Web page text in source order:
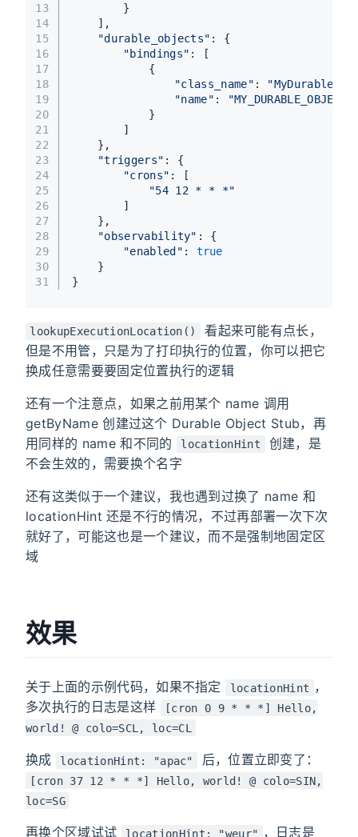
13
14
15
16
17
18
19
20
21
22
23
24
25
26
27
28
29
30
31
		}
	],
"durable_objects" : {
"bindings" : [
			{
"class_name" :
"name" :
"MY_DURABLE_OBJECT"
			}
		]
	},
"triggers" : {
"crons" : [
"54 12 * * *"
		]
	},
"observability" : {
"enabled" : true
	}
}
lookupExecutionLocation()
看起来可能有点长，
但是不用管，只是为了打印执行的位置，你可以把它
换成任意需要要固定位置执行的逻辑
还有一个注意点，如果之前用某个 name 调用
getByName 创建过这个 Durable Object Stub，再
用同样的 name 和不同的
locationHint
创建，是
不会生效的，需要换个名字
还有这类似于一个建议，我也遇到过换了 name 和
locationHint 还是不行的情况，不过再部署一次下次
就好了，可能这也是一个建议，而不是强制地固定区
域
效果
关于上面的示例代码，如果不指定 locationHint ，
多次执行的日志是这样
[cron 0 9 * * *] Hello,
world! @ colo=SCL, loc=CL
换成 locationHint: "apac" 后，位置立即变了：
[cron 37 12 * * *] Hello, world! @ colo=SIN,
loc=SG
再换个区域试试 locationHint: "weur" ，日志是